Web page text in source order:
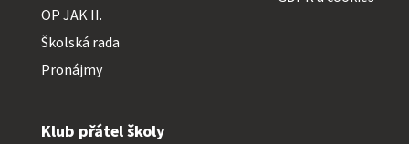
OP JAK II.
Školská rada
Pronájmy
Klub přátel školy